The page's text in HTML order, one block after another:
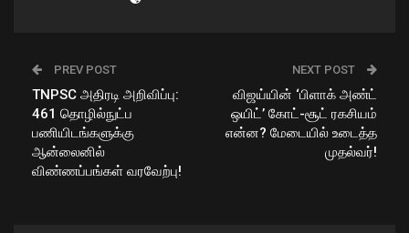
PREV POST
TNPSC அதிரடி அறிவிப்பு:
461 தொழில்நுட்ப
பணியிடங்களுக்கு
ஆன்லைனில்
விண்ணப்பங்கள் வரவேற்பு!
NEXT POST
​விஜய்யின் ‘பிளாக் அண்ட்
ஒயிட்’ கோட்-சூட் ரகசியம்
என்ன? மேடையில் உடைத்த
முதல்வர்!